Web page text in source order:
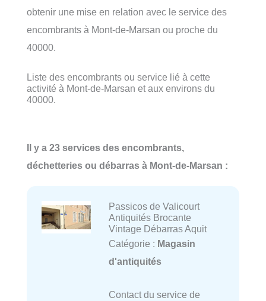
obtenir une mise en relation avec le service des
encombrants à Mont-de-Marsan ou proche du
40000.
Liste des encombrants ou service lié à cette
activité à Mont-de-Marsan et aux environs du
40000.
Il y a 23 services des encombrants,
déchetteries ou débarras à Mont-de-Marsan :
Passicos de Valicourt
Antiquités Brocante
Vintage Débarras Aquit
Catégorie : Magasin
d'antiquités
Contact du service de